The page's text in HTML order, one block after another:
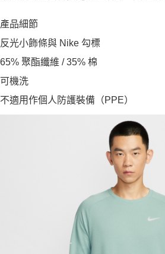
產品細節
反光小飾條與 Nike 勾標
65% 聚酯纖維 / 35% 棉
可機洗
不適用作個人防護裝備（PPE）